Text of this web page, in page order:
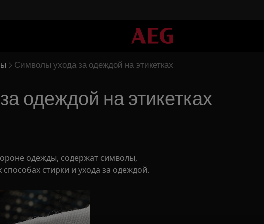
Символы ухода за одеждой на этикетках
одеждой на этикетках
одежды, содержат символы,
стирки и ухода за одеждой.